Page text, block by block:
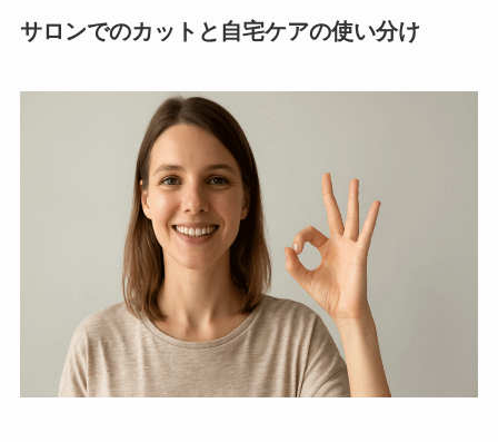
サロンでのカットと自宅ケアの使い分け